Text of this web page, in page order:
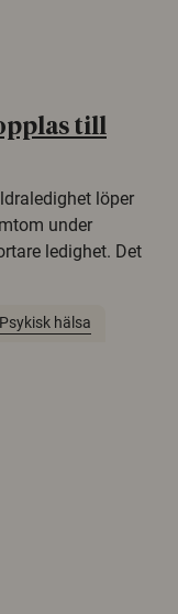
till
löper
under
ledighet. Det
Psykisk hälsa